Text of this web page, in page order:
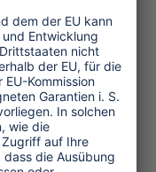
faires